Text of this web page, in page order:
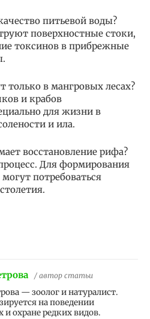
питьевой воды?
поверхностные стоки,
токсинов в прибрежные
в мангровых лесах?
и крабов
для жизни в
и ила.
восстановление рифа?
Для формирования
потребоваться
/ автор статьи
— зоолог и натуралист.
на поведении
охране редких видов.